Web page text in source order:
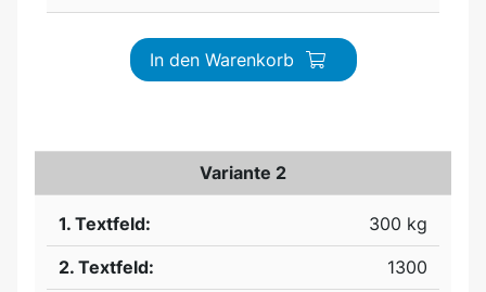
In den Warenkorb
Variante 2
1. Textfeld:
300 kg
2. Textfeld:
1300